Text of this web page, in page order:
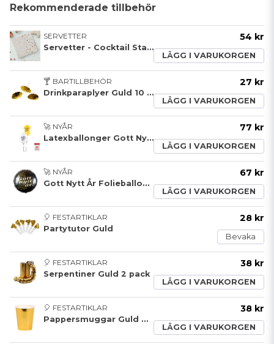
Rekommenderade tillbehör
SERVETTER
Servetter - Cocktail Star - Guld
54 kr
LÄGG I VARUKORGEN
🍸 BARTILLBEHÖR
Drinkparaplyer Guld 10 pack
27 kr
LÄGG I VARUKORGEN
🚀 NYÅR
Latexballonger Gott Nytt År 25 pack
77 kr
LÄGG I VARUKORGEN
🚀 NYÅR
Gott Nytt År Folieballong
67 kr
LÄGG I VARUKORGEN
🎈 FESTARTIKLAR
Partytutor Guld
28 kr
Bevaka
🎈 FESTARTIKLAR
Serpentiner Guld 2 pack
38 kr
LÄGG I VARUKORGEN
🎈 FESTARTIKLAR
Pappersmuggar Guld 8 pack
38 kr
LÄGG I VARUKORGEN